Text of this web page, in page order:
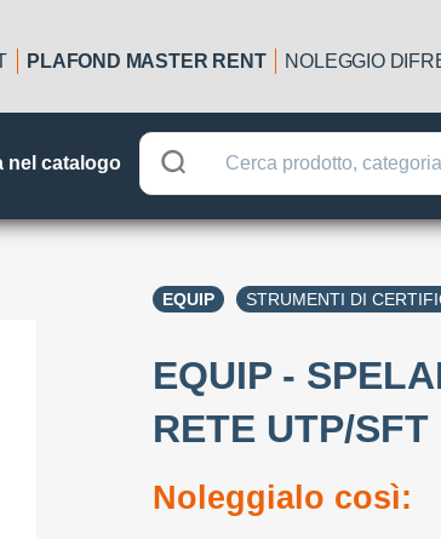
PLAFOND MASTER RENT NOLEGGIO
nel catalogo
EQUIP STRUMENTI DI
EQUIP -
RETE UTP/SFT
Noleggialo così: